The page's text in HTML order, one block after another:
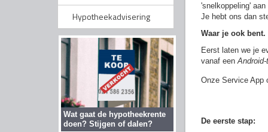
Hypotheekadvisering
Wat gaat de hypotheekrente
doen? Stijgen of dalen?
'snelkoppeling'
Je hebt ons dan
Waar je ook
Eerst laten we je
vanaf een
Onze Service App
De eerste stap: